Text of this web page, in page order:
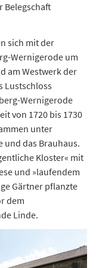
Belegschaft
sich mit der
Wernigerode um
am Westwerk der
Lustschloss
Wernigerode
von 1720 bis 1730
unter
und das Brauhaus.
Kloster« mit
und »laufendem
Gärtner pflanzte
dem
Linde.